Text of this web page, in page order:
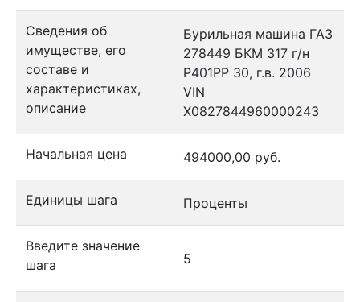
Сведения об
имуществе, его
составе и
характеристиках,
описание
Бурильная машина ГАЗ
278449 БКМ 317 г/н
Р401РР 30, г.в. 2006
VIN
X0827844960000243
Начальная цена 494000,00 руб.
Единицы шага Проценты
Введите значение
шага
5